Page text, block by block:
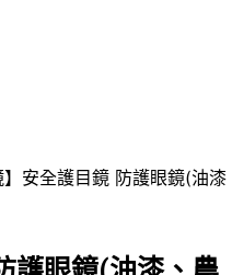
安全護目鏡 防護眼鏡(油漆